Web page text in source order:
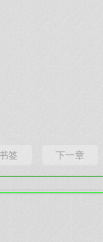
签 下一章